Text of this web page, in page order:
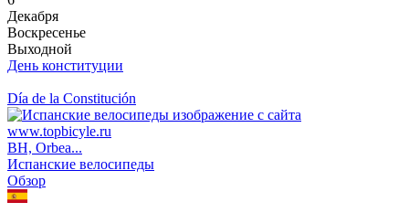
Декабря
Воскресенье
Выходной
День конституции
Día de la Constitución
BH, Orbea...
Испанские велосипеды
Обзор